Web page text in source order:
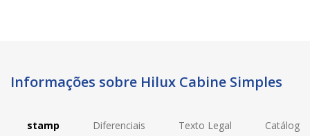
Informações sobre Hilux Cabine Simples
stamp Diferenciais Texto Legal Catálogo